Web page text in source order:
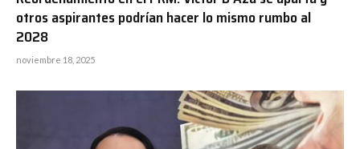
otros aspirantes podrían hacer lo mismo rumbo al
2028
noviembre 18, 2025